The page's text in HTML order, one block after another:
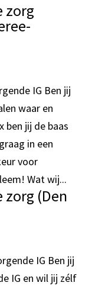
zorg
IG Ben jij
waar en
ben jij de baas
in een
voor
Wat wij...
(Den
IG Ben jij
IG en wil jij zélf